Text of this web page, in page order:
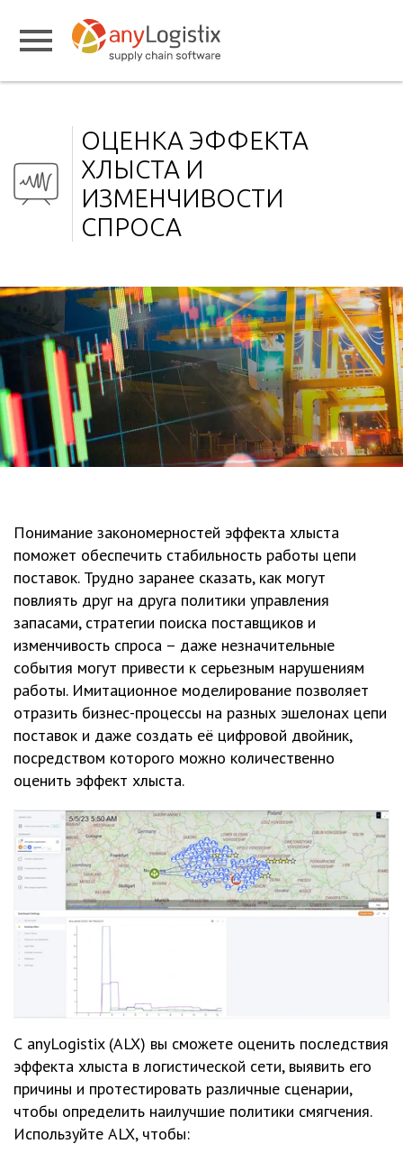
ОЦЕНКА ЭФФЕКТА
ХЛЫСТА И
ИЗМЕНЧИВОСТИ
СПРОСА
Понимание закономерностей эффекта хлыста
поможет обеспечить стабильность работы цепи
поставок. Трудно заранее сказать, как могут
повлиять друг на друга политики управления
запасами, стратегии поиска поставщиков и
изменчивость спроса – даже незначительные
события могут привести к серьезным нарушениям
работы. Имитационное моделирование позволяет
отразить бизнес-процессы на разных эшелонах цепи
поставок и даже создать её цифровой двойник,
посредством которого можно количественно
оценить эффект хлыста.
С anyLogistix (ALX) вы сможете оценить последствия
эффекта хлыста в логистической сети, выявить его
причины и протестировать различные сценарии,
чтобы определить наилучшие политики смягчения.
Используйте ALX, чтобы: